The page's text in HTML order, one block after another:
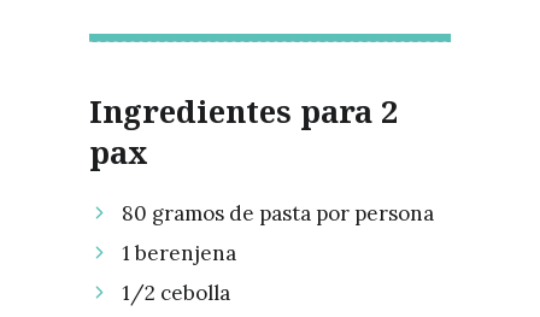
Ingredientes para 2
pax
80 gramos de pasta por persona
1 berenjena
1/2 cebolla